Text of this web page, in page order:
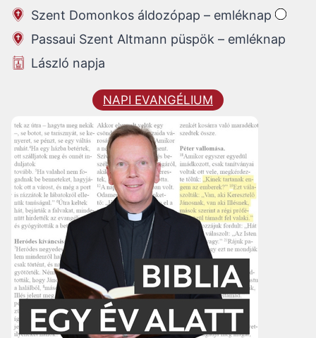
Szent Domonkos áldozópap – emléknap
Passaui Szent Altmann püspök – emléknap
László napja
NAPI EVANGÉLIUM